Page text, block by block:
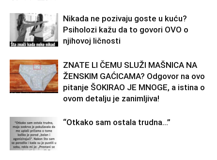
Nikada ne pozivaju goste u kuću?
Psiholozi kažu da to govori OVO o
njihovoj ličnosti
ZNATE LI ČEMU SLUŽI MAŠNICA NA
ŽENSKIM GAĆICAMA? Odgovor na ovo
pitanje ŠOKIRAO JE MNOGE, a istina o
ovom detalju je zanimljiva!
“Otkako sam ostala trudna…”